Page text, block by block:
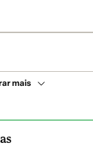
mais